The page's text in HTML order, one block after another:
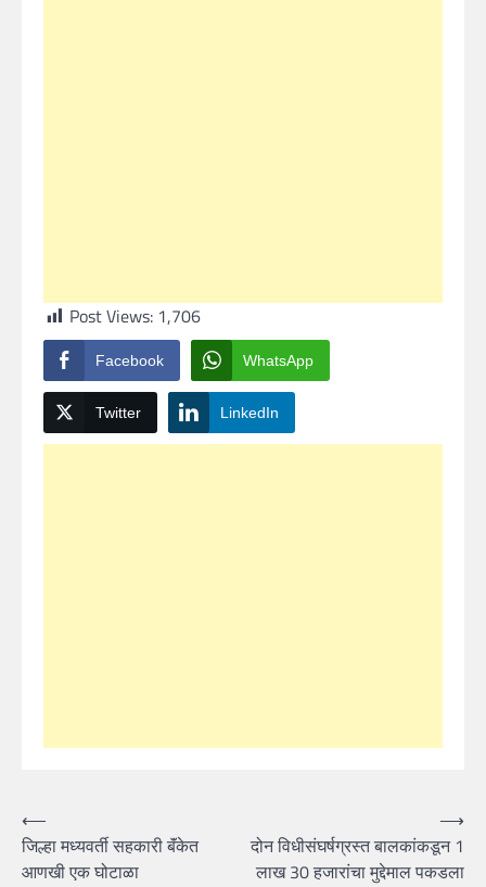
Post Views: 1,706
Facebook WhatsApp
Twitter LinkedIn
Post
navigation
⟵
जिल्हा मध्यवर्ती सहकारी बॅंकेत
आणखी एक घोटाळा
दोन विधीसंघर्षग्रस्त बालकांकडून 1
लाख 30 हजारांचा मुद्देमाल पकडला
⟶